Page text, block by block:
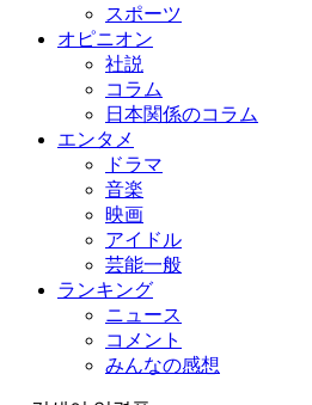
スポーツ
オピニオン
社説
コラム
日本関係のコラム
エンタメ
ドラマ
音楽
映画
アイドル
芸能一般
ランキング
ニュース
コメント
みんなの感想